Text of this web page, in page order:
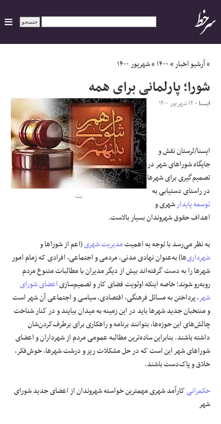
ایران
سیاسی
جهان
اجتماعی
حوادث
علوم و فن آوری
فرهنگی و هنری
مقالات
»آرشیو اخبار»۱۴۰۰»شهریور ۱۴۰۰
شورا؛ پارلمانی برای همه
ایسنا
ایسنا - ۱۲ شهریور ۱۴۰۰
ایسنا/لرستان نقش و
جایگاه شوراهای شهر در
تصمیم‌گیری برای شهرها
در راستای دستیابی به
توسعه پایدارشهری و
اهداف حقوق شهروندان بسیار بالاست.
به نظر می‌رسد با توجه به اهمیتمدیریت شهری(اعم از شوراها و
شهرداری‌ها) به‌عنوان نهادی مدنی، مردمی و اجتماعی، افرادی که زمام امور
شهرها را به دست گرفته‌اند بیش از دیگر مدیران با مطالبات متنوع مردم
روبه‌رو شوند؛ خاصه اینکه اولویت فضای کار و تصمیم‌سازیاعضای شورای
شهر، پرداختن به مسائل فرهنگی، اقتصادی، سیاسی و اجتماعی آن شهر است
و منتخبان جدید شهرها باید در این زمینه به میدان بیایند و در کنار شناخت
چالش‌های این حوزه‌ها، بتوانند برنامه و راهکاری برای برطرف‌کردن‌شان
داشته باشند. بنابراین ساده‌ترین مطالبه عمومی مردم از شهرداران و اعضای
شوراهای شهر این است که در حل مشکلات ریز و درشت شهرها، خوش‌فکر،
خلاق و پاک‌دست باشند.
حکمرانیکارآمد شهری مهمترین خواسته شهروندان از اعضای جدید شورای
شهر